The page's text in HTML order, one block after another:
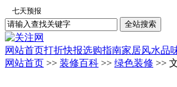
网站首页打折快报选购指南家居风水品
网站首页 >> 装修百科 >> 绿色装修 >>